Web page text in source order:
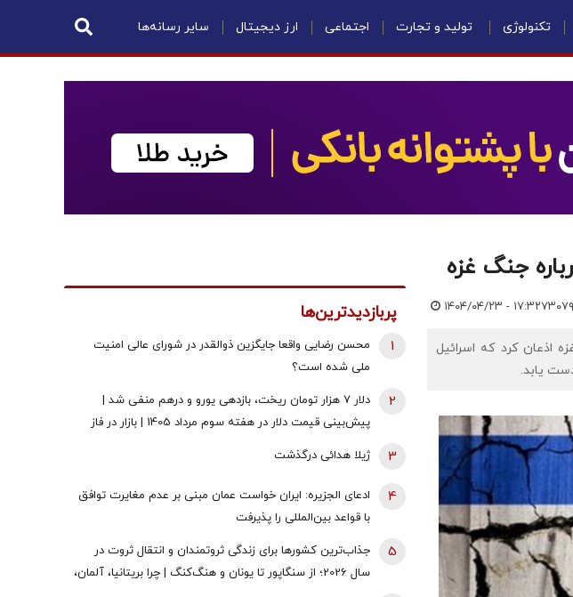
تکنولوژی تولید و تجارت اجتماعی ارز دیجیتال سایر رسانه‌ها
جنگ غزه
۱۴۰۴/۰۴/۲۳ - ۱۷:۳۲
اذعان کرد که اسرائیل
یابد.
پربازدیدترین‌ها
محسن رضایی واقعا جایگزین ذوالقدر در شورای عالی امنیت
ملی شده است؟
1
دلار ۷ هزار تومان ریخت، بازدهی یورو و درهم منفی شد |
پیش‌بینی قیمت دلار در هفته سوم مرداد 1405 | بازار در فاز
2
ژیلا هدائی درگذشت 3
ادعای الجزیره: ایران خواست عمان مبنی بر عدم مغایرت توافق
با قواعد بین‌المللی را پذیرفت
4
جذاب‌ترین کشورها برای زندگی ثروتمندان و انتقال ثروت در
سال 2026؛ از سنگاپور تا یونان و هنگ‌کنگ | چرا بریتانیا، آلمان،
5